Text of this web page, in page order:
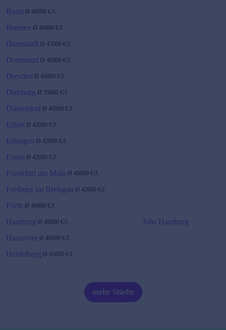
Bonn Ø 40000 €/J.
Bremen Ø 40000 €/J.
Darmstadt Ø 45000 €/J.
Dortmund Ø 40000 €/J.
Dresden Ø 40000 €/J.
Duisburg Ø 35000 €/J.
Düsseldorf Ø 40000 €/J.
Erfurt Ø 42000 €/J.
Erlangen Ø 45000 €/J.
Essen Ø 42000 €/J.
Frankfurt am Main Ø 40000 €/J.
Freiburg im Breisgau Ø 42000 €/J.
Fürth Ø 40000 €/J.
Hamburg Ø 40000 €/J.
Jobs Hamburg
Hannover Ø 40000 €/J.
Heidelberg Ø 45000 €/J.
mehr Städte